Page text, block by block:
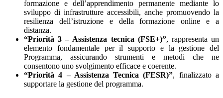
formazione e dell’apprendimento permanente mediante lo
sviluppo di infrastrutture accessibili, anche promuovendo la
resilienza dell’istruzione e della formazione online e a
distanza.
“Priorità 3 – Assistenza tecnica (FSE+)”, rappresenta un
elemento fondamentale per il supporto e la gestione del
Programma, assicurando strumenti e metodi che ne
consentono uno svolgimento efficace e coerente.
“Priorità 4 – Assistenza Tecnica (FESR)”, finalizzato a
supportare la gestione del programma.